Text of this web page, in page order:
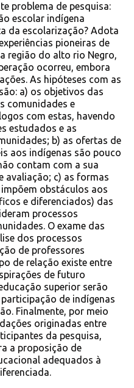
problema de pesquisa:
escolar indígena
da escolarização? Adota
pioneiras de
região do alto rio Negro,
ocorreu, embora
As hipóteses com as
a) os objetivos das
comunidades e
com estas, havendo
estudados e as
b) as ofertas de
aos indígenas são pouco
contam com a sua
avaliação; c) as formas
obstáculos aos
e diferenciados) das
processos
O exame das
dos processos
de professores
de relação existe entre
de futuro
superior serão
de indígenas
Finalmente, por meio
originadas entre
da pesquisa,
a proposição de
adequados à